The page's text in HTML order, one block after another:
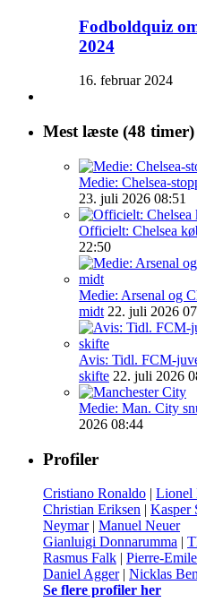
Fodboldquiz
2024
16. februar 2024
Mest læste (48 timer)
Medie: Chelsea-
23. juli 2026 08:51
Officielt: Chelsea
22:50
Medie: Arsenal og
midt 22. juli 2026
Avis: Tidl. FCM-
skifte 22. juli 2026
Medie: Man. City
2026 08:44
Profiler
Cristiano Ronaldo | Lionel
Christian Eriksen | Kasper
Neymar| Manuel Neuer
Gianluigi Donnarumma |
Rasmus Falk | Pierre-
Daniel Agger| Nicklas
Se flere profiler her